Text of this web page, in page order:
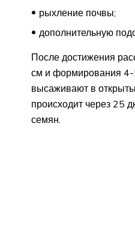
рыхление почвы;
дополнительную
После достижения
см и формирования 4-
высаживают в
происходит через 25
семян.